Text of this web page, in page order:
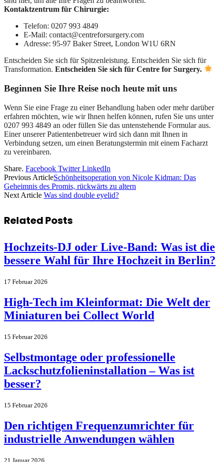
Kontaktzentrum für Chirurgie:
Telefon: 0207 993 4849
E-Mail: contact@centreforsurgery.com
Adresse: 95-97 Baker Street, London W1U 6RN
Entscheiden Sie sich für Spitzenleistung. Entscheiden Sie sich für
Transformation. Entscheiden Sie sich für Centre for Surgery.
Beginnen Sie Ihre Reise noch heute mit uns
Wenn Sie eine Frage zu einer Behandlung haben oder mehr darüber
erfahren möchten, wie wir Ihnen helfen können, rufen Sie uns unter
0207 993 4849 an oder füllen Sie das untenstehende Formular aus.
Einer unserer Patientenbetreuer wird sich dann mit Ihnen in
Verbindung setzen, um einen Beratungstermin mit einem Facharzt
zu vereinbaren.
Share. Facebook Twitter LinkedIn
Previous ArticleSchönheitsoperation von Nicole Kidman: Das
Geheimnis des Promis, rückwärts zu altern
Next Article Was sind double eyelid?
Related Posts
Hochzeits-DJ oder Live-Band: Was ist die
bessere Wahl für Ihre Hochzeit in Berlin?
17 Februar 2026
High-Tech im Kleinformat: Die Welt der
Miniaturen bei Collect World
15 Februar 2026
Selbstmontage oder professionelle
Lackschutzfolieninstallation – Was ist
besser?
15 Februar 2026
Den richtigen Frequenzumrichter für
industrielle Anwendungen wählen
21 Januar 2026